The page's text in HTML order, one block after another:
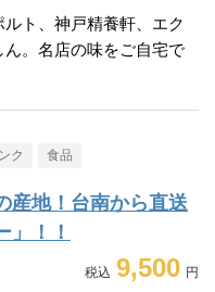
ト、神戸精養軒、エク
ん。名店の味をご自宅で
ク 食品
産地！台南から直送
」！！
9,500